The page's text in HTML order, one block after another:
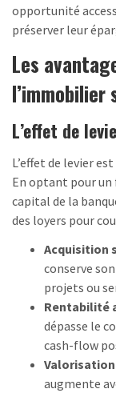
opportunité
préserver leur
Les
l’immobilier
L’effet de
L’effet de levier
En optant pour un
capital de la
des loyers pour
Acquisition
conserve
projets ou
Rentabilité
dépasse le
cash-flow
augmente